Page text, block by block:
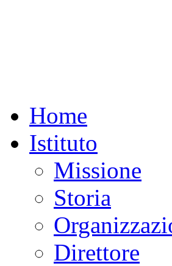
Home
Istituto
Missione
Storia
Direttore